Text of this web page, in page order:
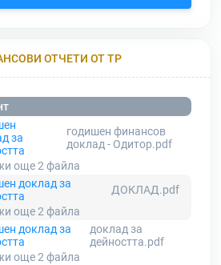
ОТЧЕТИ ОТ ТР
за
годишен финансов
доклад - Одитор.pdf
още 2файла
доклад за
ДОКЛАД.pdf
още 2файла
доклад за
доклад за
дейността.pdf
още 2файла